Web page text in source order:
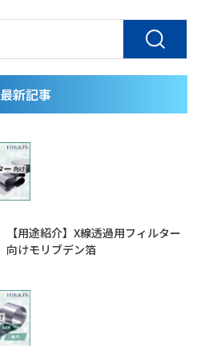
最新記事
【用途紹介】X線透過用フィルター
向けモリブデン箔